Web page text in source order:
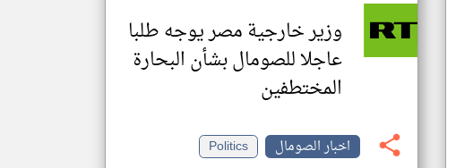
وزير خارجية مصر يوجه طلبا
عاجلا للصومال بشأن البحارة
المختطفين
اخبار الصومال
Politics